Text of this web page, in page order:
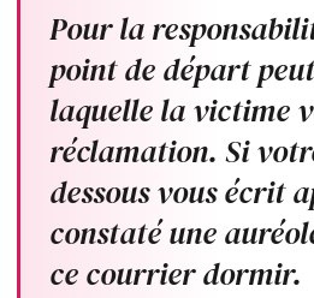
Pour la
point de départ
laquelle la victime
réclamation. Si
dessous vous écrit
constaté une
ce courrier dormir.